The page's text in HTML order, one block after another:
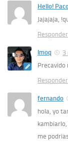
Hello!
Jajajaja,
Responder
Imoq
3
Precavido
Responder
fernando
hola, yo
me